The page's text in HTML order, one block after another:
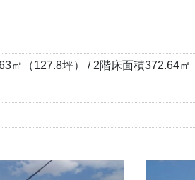
㎡（127.8坪） / 2階床面積372.64㎡